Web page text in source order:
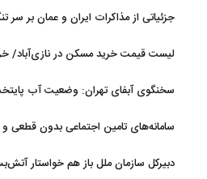
جزئیاتی از مذاکرات ایران و عمان بر
سخنگوی آبفای تهران: وضعیت آب
سامانه‌های تامین اجتماعی بدون
دبیرکل سازمان ملل باز هم خواستار